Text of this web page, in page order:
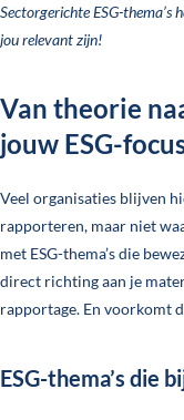
Sectorgerichte ESG-thema’s
jou relevant zijn!
Van theorie
jouw ESG-
Veel organisaties blijven
rapporteren, maar niet
met ESG-thema’s die
direct richting aan je
rapportage. En voorkomt
ESG-thema’s die